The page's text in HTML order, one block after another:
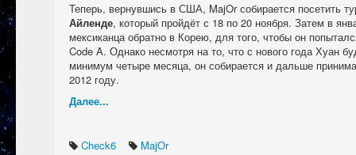
Теперь, вернувшись в США, MajOr собирается посетить
Айленде, который пройдёт с 18 по 20 ноября. Затем в
мексиканца обратно в Корею, для того, чтобы он
Code A. Однако несмотря на то, что с нового года Хуан
минимум четыре месяца, он собирается и дальше
2012 году.
Далее...
Check6 MajOr